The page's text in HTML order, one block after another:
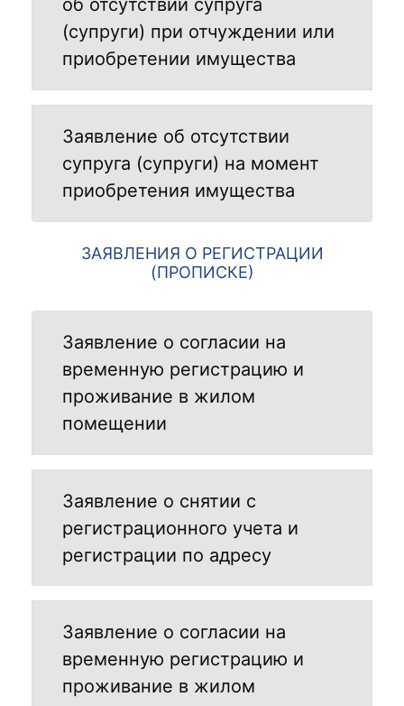
об отсутствии супруга
(супруги) при отчуждении или
приобретении имущества
Заявление об отсутствии
супруга (супруги) на момент
приобретения имущества
ЗАЯВЛЕНИЯ О РЕГИСТРАЦИИ
(ПРОПИСКЕ)
Заявление о согласии на
временную регистрацию и
проживание в жилом
помещении
Заявление о снятии с
регистрационного учета и
регистрации по адресу
Заявление о согласии на
временную регистрацию и
проживание в жилом